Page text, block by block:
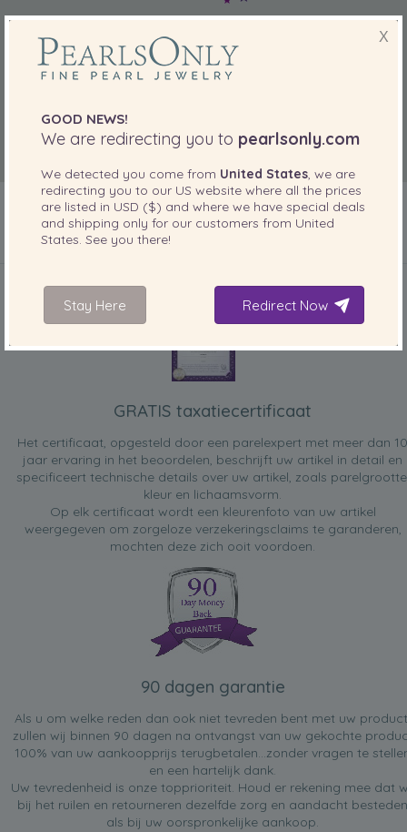
GRATIS taxatiecertificaat
Het certificaat, opgesteld door een parelexpert met meer dan 10
jaar ervaring in het beoordelen, beschrijft uw artikel in detail en
specificeert technische details over uw artikel, zoals
kleur en lichaamsvorm.
Op elk certificaat wordt een kleurenfoto van uw artikel
weergegeven om zorgeloze verzekeringsclaims te garanderen,
mochten deze zich ooit voordoen.
90 dagen garantie
Als u om welke reden dan ook niet tevreden bent met uw
zullen wij binnen 90 dagen na ontvangst van uw gekochte
100% van uw aankoopprijs terugbetalen...zonder vragen te
en een hartelijk dank.
Uw tevredenheid is onze topprioriteit. Houd er rekening mee dat
bij het ruilen en retourneren dezelfde zorg en aandacht besteden
als bij uw oorspronkelijke aankoop.
X
GOOD NEWS!
We are redirecting you to pearlsonly.com
We detected you come from United States , we are
redirecting you to our US website where all the prices
are listed in USD ($) and where we have special deals
and shipping only for our customers from United
States . See you there!
Stay Here Redirect Now